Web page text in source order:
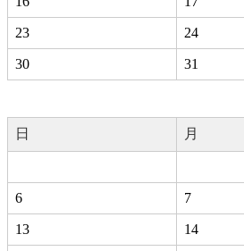
23 24
30 31
日
月
6 7
13 14